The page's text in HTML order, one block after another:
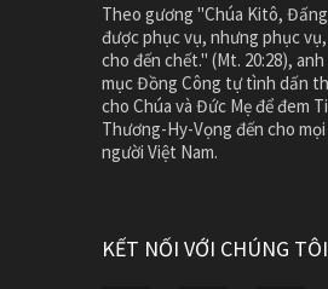
Theo gương "Chúa Kitô,
được phục vụ, nhưng phục
cho đến chết." (Mt. 20:28),
mục Đồng Công tự tình dấn
cho Chúa và Đức Mẹ để đem
Thương-Hy-Vọng đến cho
người Việt Nam.
KẾT NỐI VỚI CHÚNG TÔI